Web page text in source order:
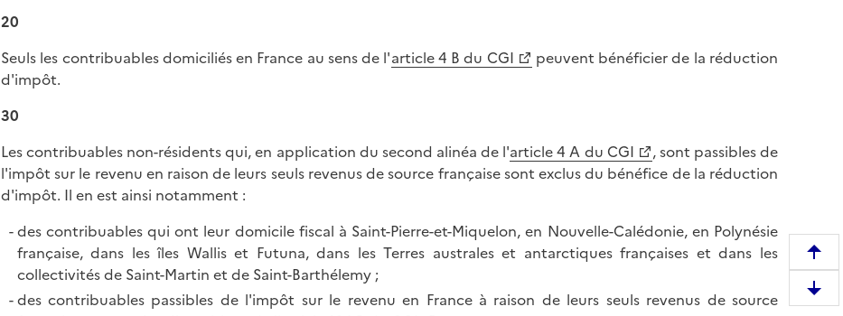
20
Seuls les contribuables domiciliés en France au sens de l'article 4 B du CGI
peuvent bénéficier de la réduction
d'impôt.
30
Les contribuables non-résidents qui, en application du second alinéa de l'article 4 A du CGI
, sont passibles de
l'impôt sur le revenu en raison de leurs seuls revenus de source française sont exclus du bénéfice de la réduction
d'impôt. Il en est ainsi notamment :
des contribuables qui ont leur domicile fiscal à Saint-Pierre-et-Miquelon, en Nouvelle-Calédonie, en Polynésie
française, dans les îles Wallis et Futuna, dans les Terres australes et antarctiques françaises et dans les
collectivités de Saint-Martin et de Saint-Barthélemy ;
des contribuables passibles de l'impôt sur le revenu en France à raison de leurs seuls revenus de source
e
m
D